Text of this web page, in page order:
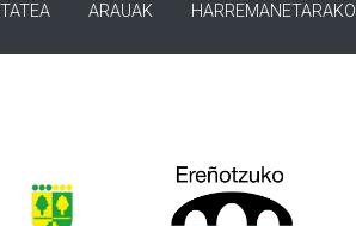
ARAUAK HARREMANETARAKO